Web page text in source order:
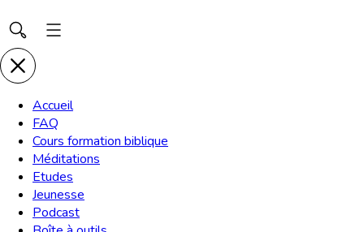
Accueil
FAQ
Cours formation biblique
Méditations
Etudes
Jeunesse
Podcast